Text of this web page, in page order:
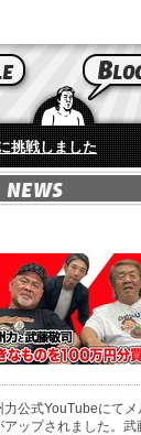
挑戦しました
力公式YouTubeにて
アップされました。